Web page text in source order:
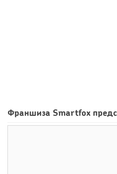
у них «не...
Франшиза Smartfox